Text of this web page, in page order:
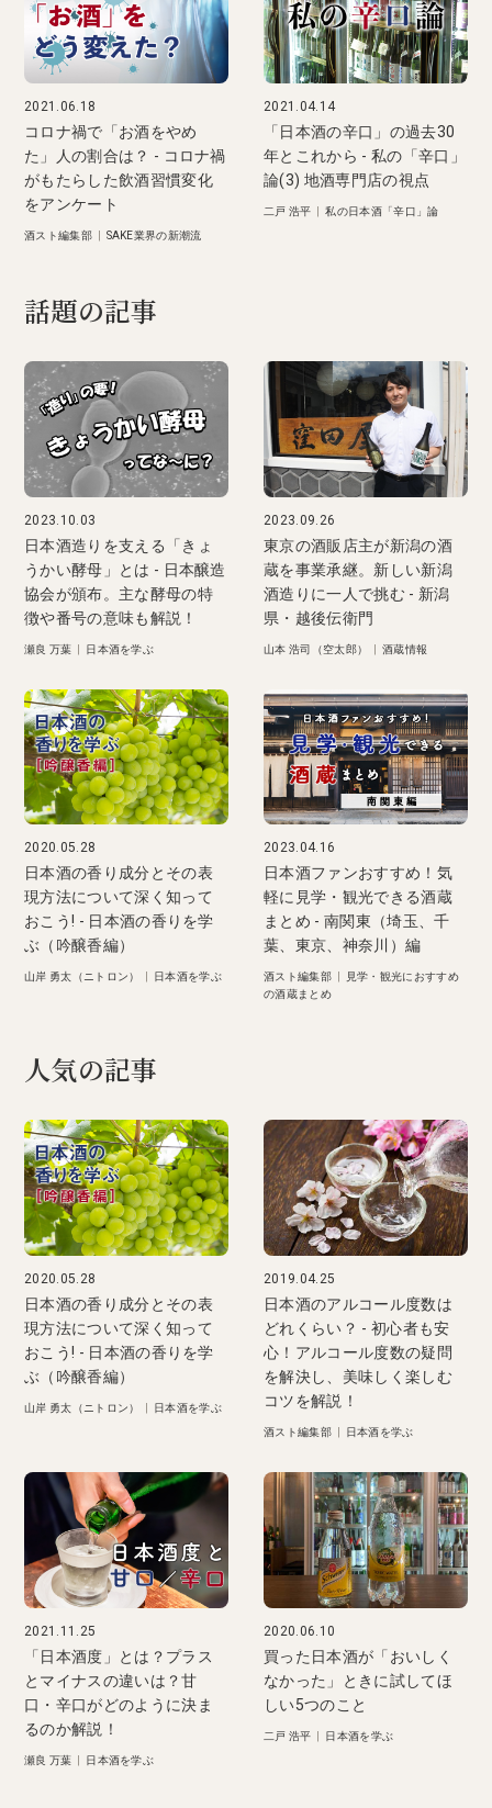
2021.06.18
コロナ禍で「お酒をやめ
た」人の割合は？ - コロナ禍
がもたらした飲酒習慣変化
をアンケート
酒スト編集部| SAKE業界の新潮流
2021.04.14
「日本酒の辛口」の過去30
年とこれから - 私の「辛口」
論(3) 地酒専門店の視点
二戸 浩平 |私の日本酒「辛口」論
話題の記事
2023.10.03
日本酒造りを支える「きょ
うかい酵母」とは - 日本醸造
協会が頒布。主な酵母の特
徴や番号の意味も解説！
瀬良 万葉 日本酒を学ぶ
2023.09.26
東京の酒販店主が新潟の酒
蔵を事業承継。新しい新潟
酒造りに一人で挑む - 新潟
県・越後伝衛門
山本 浩司（空太郎） 酒蔵情報
2020.05.28
日本酒の香り成分とその表
現方法について深く知って
おこう! - 日本酒の香りを学
ぶ（吟醸香編）
山岸 勇太（ニトロン） 日本酒を学ぶ
2023.04.16
日本酒ファンおすすめ！気
軽に見学・観光できる酒蔵
まとめ - 南関東（埼玉、千
葉、東京、神奈川）編
酒スト編集部
見学・観光におすすめ
の酒蔵まとめ
人気の記事
2020.05.28
日本酒の香り成分とその表
現方法について深く知って
おこう! - 日本酒の香りを学
ぶ（吟醸香編）
山岸 勇太（ニトロン） 日本酒を学ぶ
2019.04.25
日本酒のアルコール度数は
どれくらい？ - 初心者も安
心！アルコール度数の疑問
を解決し、美味しく楽しむ
コツを解説！
酒スト編集部 日本酒を学ぶ
2021.11.25
「日本酒度」とは？プラス
とマイナスの違いは？甘
口・辛口がどのように決ま
るのか解説！
瀬良 万葉 日本酒を学ぶ
2020.06.10
買った日本酒が「おいしく
なかった」ときに試してほ
しい5つのこと
二戸 浩平 日本酒を学ぶ